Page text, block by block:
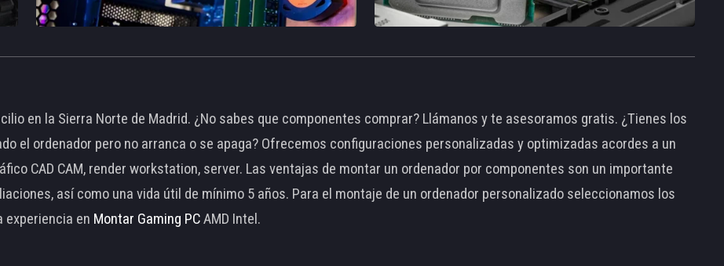
en la Sierra Norte de Madrid. ¿No sabes que componentes comprar? Llámanos y te asesoramos gratis. ¿Tienes los
el ordenador pero no arranca o se apaga? Ofrecemos configuraciones personalizadas y optimizadas acordes a un
CAD CAM, render workstation, server. Las ventajas de montar un ordenador por componentes son un importante
así como una vida útil de mínimo 5 años. Para el montaje de un ordenador personalizado seleccionamos los
experiencia en Montar Gaming PCAMD Intel.